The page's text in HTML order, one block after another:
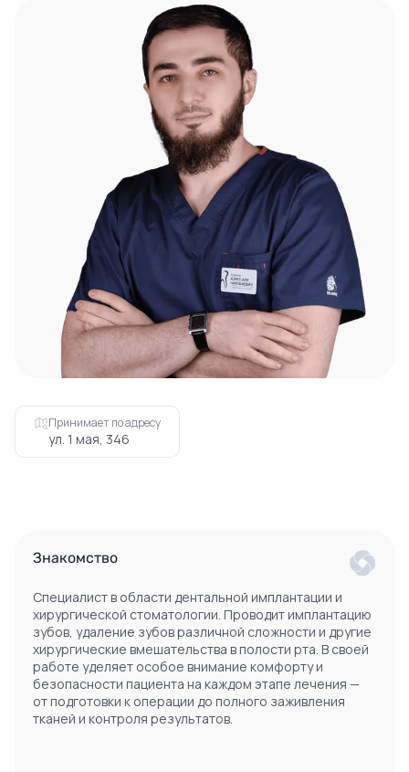
Принимает по адресу
ул. 1 мая, 346
Знакомство
Специалист в области дентальной имплантации и
хирургической стоматологии. Проводит имплантацию
зубов, удаление зубов различной сложности и другие
хирургические вмешательства в полости рта. В своей
работе уделяет особое внимание комфорту и
безопасности пациента на каждом этапе лечения —
от подготовки к операции до полного заживления
тканей и контроля результатов.